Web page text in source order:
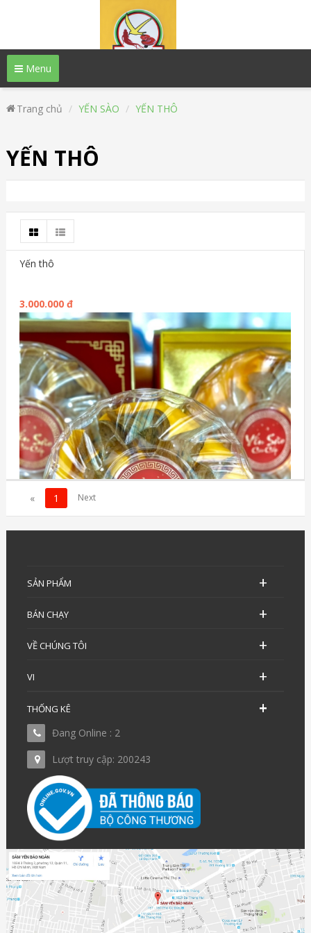
Menu
Trang chủ YẾN SÀO YẾN THÔ
YẾN THÔ
Yến thô
3.000.000 đ
« 1
SẢN PHẨM
BÁN CHẠY
VỀ CHÚNG TÔI
VI
THỐNG KÊ
Đang Online : 2
Lượt truy cập: 200243